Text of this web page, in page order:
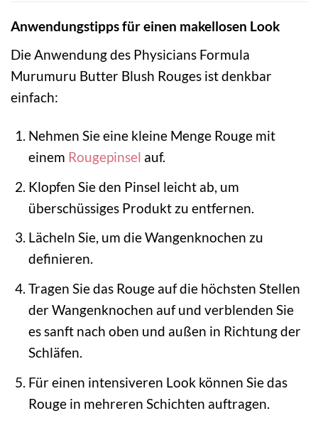
Anwendungstipps für einen makellosen Look
Die Anwendung des Physicians Formula
Murumuru Butter Blush Rouges ist denkbar
einfach:
Nehmen Sie eine kleine Menge Rouge mit
einem Rougepinsel auf.
Klopfen Sie den Pinsel leicht ab, um
überschüssiges Produkt zu entfernen.
Lächeln Sie, um die Wangenknochen zu
definieren.
Tragen Sie das Rouge auf die höchsten Stellen
der Wangenknochen auf und verblenden Sie
es sanft nach oben und außen in Richtung der
Schläfen.
Für einen intensiveren Look können Sie das
Rouge in mehreren Schichten auftragen.